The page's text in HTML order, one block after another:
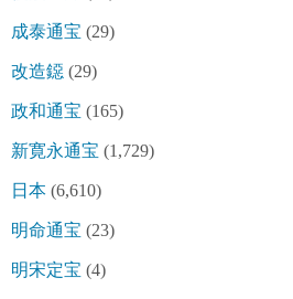
成泰通宝 (29)
改造鐚 (29)
政和通宝 (165)
新寛永通宝 (1,729)
日本 (6,610)
明命通宝 (23)
明宋定宝 (4)